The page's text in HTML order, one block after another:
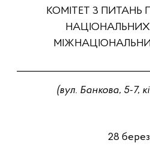
КОМІТЕТ З
НАЦІОНАЛЬНИХ
(вул. Банкова, 5-7,
28